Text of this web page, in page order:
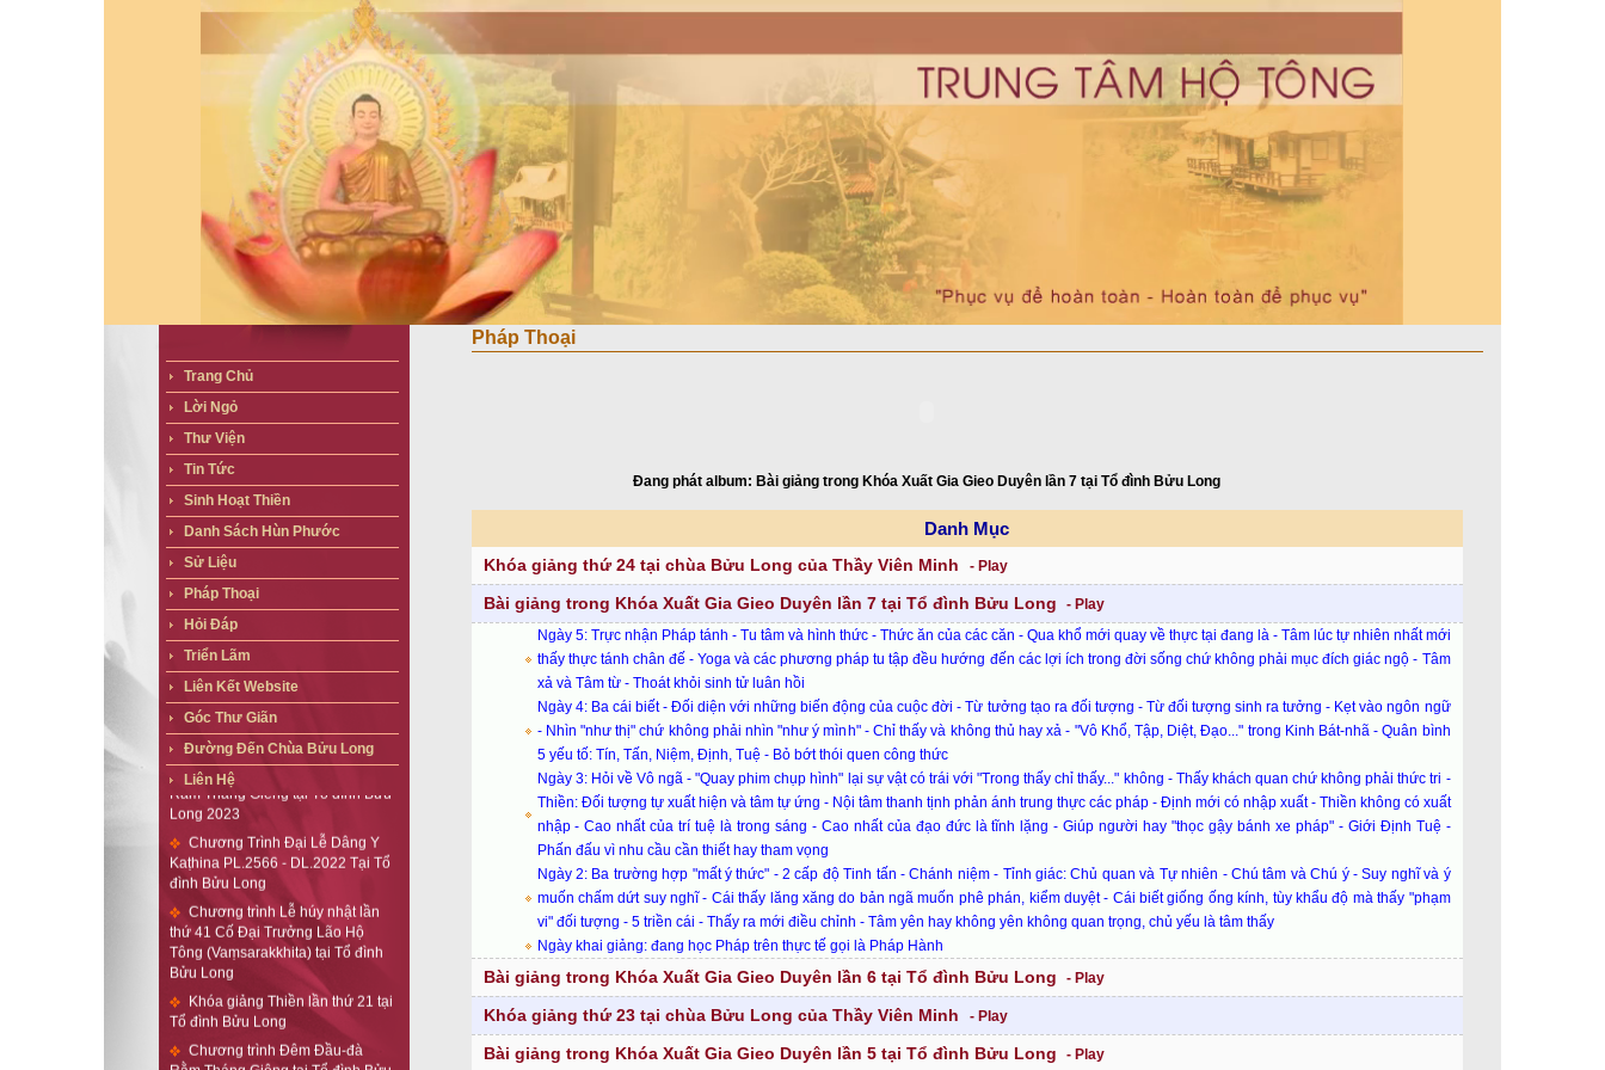
Trang Chủ
Lời Ngỏ
Thư Viện
Tin Tức
Sinh Hoạt Thiền
Danh Sách Hùn Phước
Sử Liệu
Pháp Thoại
Hỏi Đáp
Triển Lãm
Liên Kết Website
Góc Thư Giãn
Đường Đến Chùa Bửu Long
Liên Hệ
Chương trình Đêm Đầu-đà
Rằm Tháng Giêng tại Tổ đình Bửu
Long 2023
Chương Trình Đại Lễ Dâng Y
Kaṭhina PL.2566 - DL.2022 Tại Tổ
đình Bửu Long
Chương trình Lễ húy nhật lần
thứ 41 Cố Đại Trưởng Lão Hộ
Tông (Vaṃsarakkhita) tại Tổ đình
Bửu Long
Khóa giảng Thiền lần thứ 21 tại
Tổ đình Bửu Long
Chương trình Đêm Đầu-đà
Rằm Tháng Giêng tại Tổ đình Bửu
Pháp Thoại
Đang phát album: Bài giảng trong Khóa Xuất Gia Gieo Duyên lần 7 tại Tổ đình Bửu Long
Danh Mục
Khóa giảng thứ 24 tại chùa Bửu Long của Thầy Viên Minh - Play
Bài giảng trong Khóa Xuất Gia Gieo Duyên lần 7 tại Tổ đình Bửu Long
- Play
Ngày 5: Trực nhận Pháp tánh - Tu tâm và hình thức - Thức ăn của các căn - Qua khổ mới quay về thực tại đang là - Tâm lúc tự nhiên nhất mới
thấy thực tánh chân đế - Yoga và các phương pháp tu tập đều hướng đến các lợi ích trong đời sống chứ không phải mục đích giác ngộ - Tâm
xả và Tâm từ - Thoát khỏi sinh tử luân hồi
Ngày 4: Ba cái biết - Đối diện với những biến động của cuộc đời - Từ tưởng tạo ra đối tượng - Từ đối tượng sinh ra tưởng - Kẹt vào ngôn ngữ
- Nhìn "như thị" chứ không phải nhìn "như ý mình" - Chỉ thấy và không thủ hay xả - "Vô Khổ, Tập, Diệt, Đạo..." trong Kinh Bát-nhã - Quân bình
5 yếu tố: Tín, Tấn, Niệm, Định, Tuệ - Bỏ bớt thói quen công thức
Ngày 3: Hỏi về Vô ngã - "Quay phim chụp hình" lại sự vật có trái với "Trong thấy chỉ thấy..." không - Thấy khách quan chứ không phải thức tri -
Thiền: Đối tượng tự xuất hiện và tâm tự ứng - Nội tâm thanh tịnh phản ánh trung thực các pháp - Định mới có nhập xuất - Thiền không có xuất
nhập - Cao nhất của trí tuệ là trong sáng - Cao nhất của đạo đức là tĩnh lặng - Giúp người hay "thọc gậy bánh xe pháp" - Giới Định Tuệ -
Phấn đấu vì nhu cầu cần thiết hay tham vọng
Ngày 2: Ba trường hợp "mất ý thức" - 2 cấp độ Tinh tấn - Chánh niệm - Tỉnh giác: Chủ quan và Tự nhiên - Chú tâm và Chú ý - Suy nghĩ và ý
muốn chấm dứt suy nghĩ - Cái thấy lăng xăng do bản ngã muốn phê phán, kiểm duyệt - Cái biết giống ống kính, tùy khẩu độ mà thấy "phạm
vi" đối tượng - 5 triền cái - Thấy ra mới điều chỉnh - Tâm yên hay không yên không quan trọng, chủ yếu là tâm thấy
Ngày khai giảng: đang học Pháp trên thực tế gọi là Pháp Hành
Bài giảng trong Khóa Xuất Gia Gieo Duyên lần 6 tại Tổ đình Bửu Long - Play
Khóa giảng thứ 23 tại chùa Bửu Long của Thầy Viên Minh - Play
Bài giảng trong Khóa Xuất Gia Gieo Duyên lần 5 tại Tổ đình Bửu Long - Play